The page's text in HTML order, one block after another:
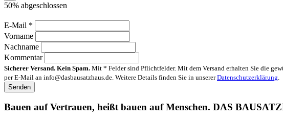
50% abgeschlossen
E-Mail *
Vorname
Nachname
Kommentar
Sicherer Versand. Kein Spam. Mit * Felder sind Pflichtfelder. Mit dem Versand erhalten Sie die
per E-Mail an info@dasbausatzhaus.de. Weitere Details finden Sie in unsererDatenschutzerklärung
Bauen auf Vertrauen, heißt bauen auf Menschen. DAS